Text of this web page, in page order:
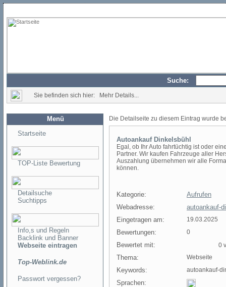
Suche:
Sie befinden sich hier: Mehr Details...
Menü
Startseite
TOP-Liste Bewertung
Detailsuche
Suchtipps
Info,s und Regeln
Backlink und Banner
Webseite eintragen
Top-Weblink.de
Passwort vergessen?
Die Detailseite zu diesem Eintrag wurde
Autoankauf Dinkelsbühl
Egal, ob Ihr Auto fahrtüchtig ist oder
Partner. Wir kaufen Fahrzeuge aller
Auszahlung übernehmen wir alle
können.
Kategorie:
Aufrufen
Webadresse:
autoankauf-
Eingetragen am:
19.03.2025
Bewertungen: 0
Bewertet mit: 0
Thema: Webseite
Keywords: autoankauf-
Sprachen: